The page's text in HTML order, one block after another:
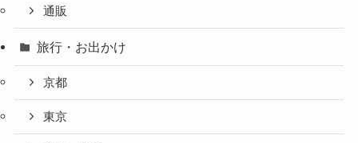
通販
旅行・お出かけ
京都
東京